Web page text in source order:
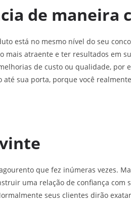
de maneira
está no mesmo nível do seu
atraente e ter resultados em
de custo ou qualidade, por
até sua porta, porque você
que fez inúmeras vezes.
uma relação de confiança com
seus clientes dirão